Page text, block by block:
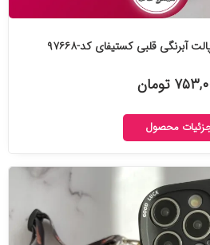
آبرنگی قلبی کستیفای کد-۹۷۶۶۸
تومان
محصول